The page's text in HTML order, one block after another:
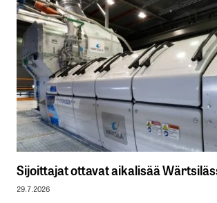
Sijoittajat ottavat aikalisää
29.7.2026